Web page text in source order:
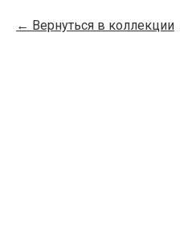
Вернуться в коллекции